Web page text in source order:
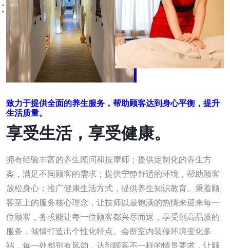
致力于提供全面的养生服务，帮助顾客达到身心平衡，提升
生活质量。
享受生活，享受健康。
拥有经验丰富的养生顾问和按摩师；提供定制化的养生方
案，满足不同顾客的需求；提供宁静舒适的环境，帮助顾客
放松身心；推广健康生活方式，提供养生知识教育。秉着顾
客至上的服务核心理念，让技师以最饱满的热情来迎来每一
位顾客，务求能让每一位顾客都兴尽而返，享受到高品质的
服务，倾情打造出个性化特点。会所室内装修环境变化多
端，每一处都别有风韵，达到顾客不一样的情景要求，让顾